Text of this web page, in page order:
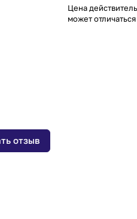
Цена
может
отзыв